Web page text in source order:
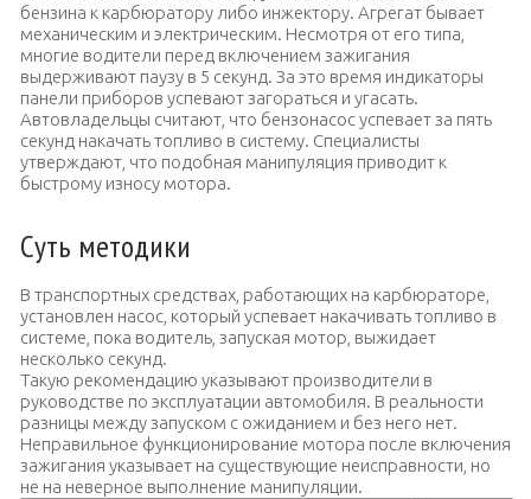
бензина к карбюратору либо инжектору. Агрегат бывает
механическим и электрическим. Несмотря от его типа,
многие водители перед включением зажигания
выдерживают паузу в 5 секунд. За это время индикаторы
панели приборов успевают загораться и угасать.
Автовладельцы считают, что бензонасос успевает за пять
секунд накачать топливо в систему. Специалисты
утверждают, что подобная манипуляция приводит к
быстрому износу мотора.
Суть методики
В транспортных средствах, работающих на карбюраторе,
установлен насос, который успевает накачивать топливо в
системе, пока водитель, запуская мотор, выжидает
несколько секунд.
Такую рекомендацию указывают производители в
руководстве по эксплуатации автомобиля. В реальности
разницы между запуском с ожиданием и без него нет.
Неправильное функционирование мотора после включения
зажигания указывает на существующие неисправности, но
не на неверное выполнение манипуляции.